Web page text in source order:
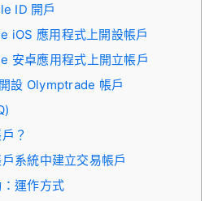
ID 開戶
iOS 應用程式上開設帳戶
安卓應用程式上開立帳戶
設 Olymptrade 帳戶
？
系統中建立交易帳戶
運作方式